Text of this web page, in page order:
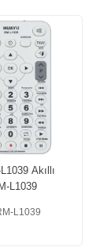
Akıllı
L1039
L1039